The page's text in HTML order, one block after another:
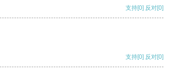
支持[0] 反对[0]
支持[0] 反对[0]